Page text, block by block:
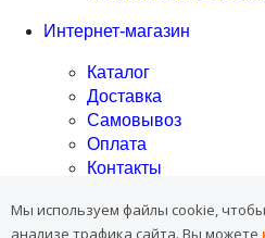
Интернет-магазин
Каталог
Доставка
Самовывоз
Оплата
Контакты
Программа лояльности
Мы используем файлы cookie,
анализе трафика сайта. Вы можете